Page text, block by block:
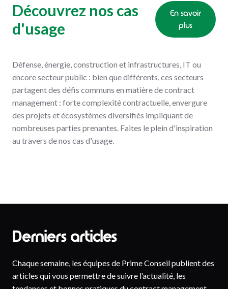
Découvrez nos cas
d'usage
En savoir
plus
Défense, énergie, construction et infrastructures, IT ou
encore secteur public : bien que différents, ces secteurs
partagent des défis communs en matière de contract
management : forte complexité contractuelle, envergure
des projets et écosystèmes diversifiés impliquant de
nombreuses parties prenantes. Faites le plein d'inspiration
au travers de nos cas d'usage.
Derniers articles
Chaque semaine, les équipes de Prime Conseil publient des
articles qui vous permettre de suivre l’actualité, les